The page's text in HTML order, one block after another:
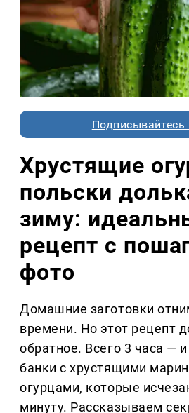
Подписывайтесь
Хрустящие
польски
зиму:
рецепт с
фото
Домашние заготовки
времени. Но этот рецепт
обратное. Всего 3 часа —
банки с хрустящими
огурцами, которые
минуту. Рассказываем